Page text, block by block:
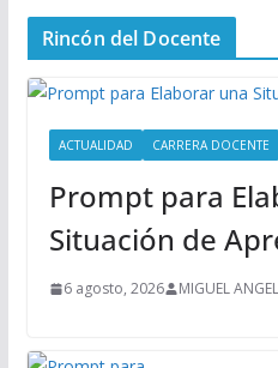
n
P
Rincón del Docente
ACTUALIDAD CARRERA DOCENTE
Prompt para
Situación de
6 agosto, 2026 MIGUEL ANGEL